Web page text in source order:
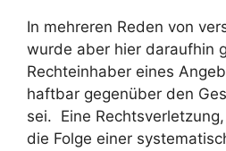
In mehreren Reden von
wurde aber hier daraufhin
Rechteinhaber eines
haftbar gegenüber den
sei. Eine
die Folge einer